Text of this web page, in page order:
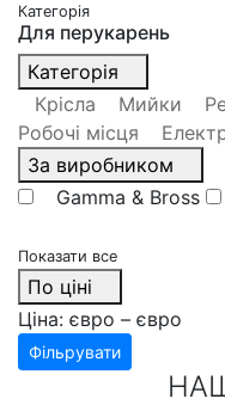
Категорія
Для перукарень
Категорія
Крісла
Мийки
Робочі місця
За виробником
Gamma & Bross
Показати все
По ціні
Ціна: євро – євро
Фільрувати